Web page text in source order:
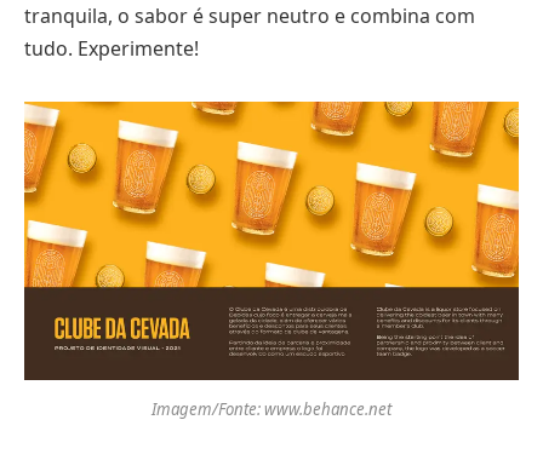
tranquila, o sabor é super neutro e combina com
tudo. Experimente!
Imagem/Fonte: www.behance.net